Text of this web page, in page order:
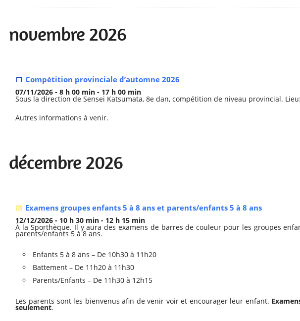
novembre 2026
Compétition provinciale d’automne 2026
07/11/2026 - 8 h 00 min - 17 h 00 min
Sous la direction de Sensei Katsumata, 8e dan, compétition de niveau provincial.
Autres informations à venir.
décembre 2026
Examens groupes enfants 5 à 8 ans et parents/enfants 5 à 8 ans
12/12/2026 - 10 h 30 min - 12 h 15 min
À la Sporthèque. Il y aura des examens de barres de couleur pour les groupes
parents/enfants 5 à 8 ans.
Enfants 5 à 8 ans – De 10h30 à 11h20
Battement – De 11h20 à 11h30
Parents/Enfants – De 11h30 à 12h15
Les parents sont les bienvenus afin de venir voir et encourager leur enfant.
seulement.